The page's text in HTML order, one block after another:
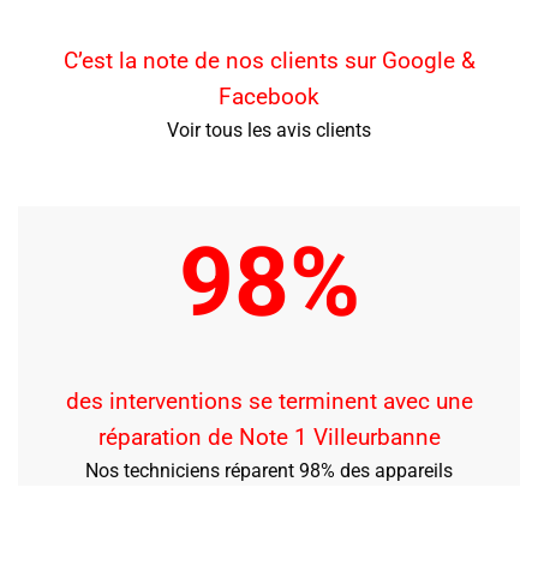
C’est la note de nos clients sur Google &
Facebook
Voir tous les avis clients
98%
des interventions se terminent avec une
réparation de Note 1 Villeurbanne
Nos techniciens réparent 98% des appareils